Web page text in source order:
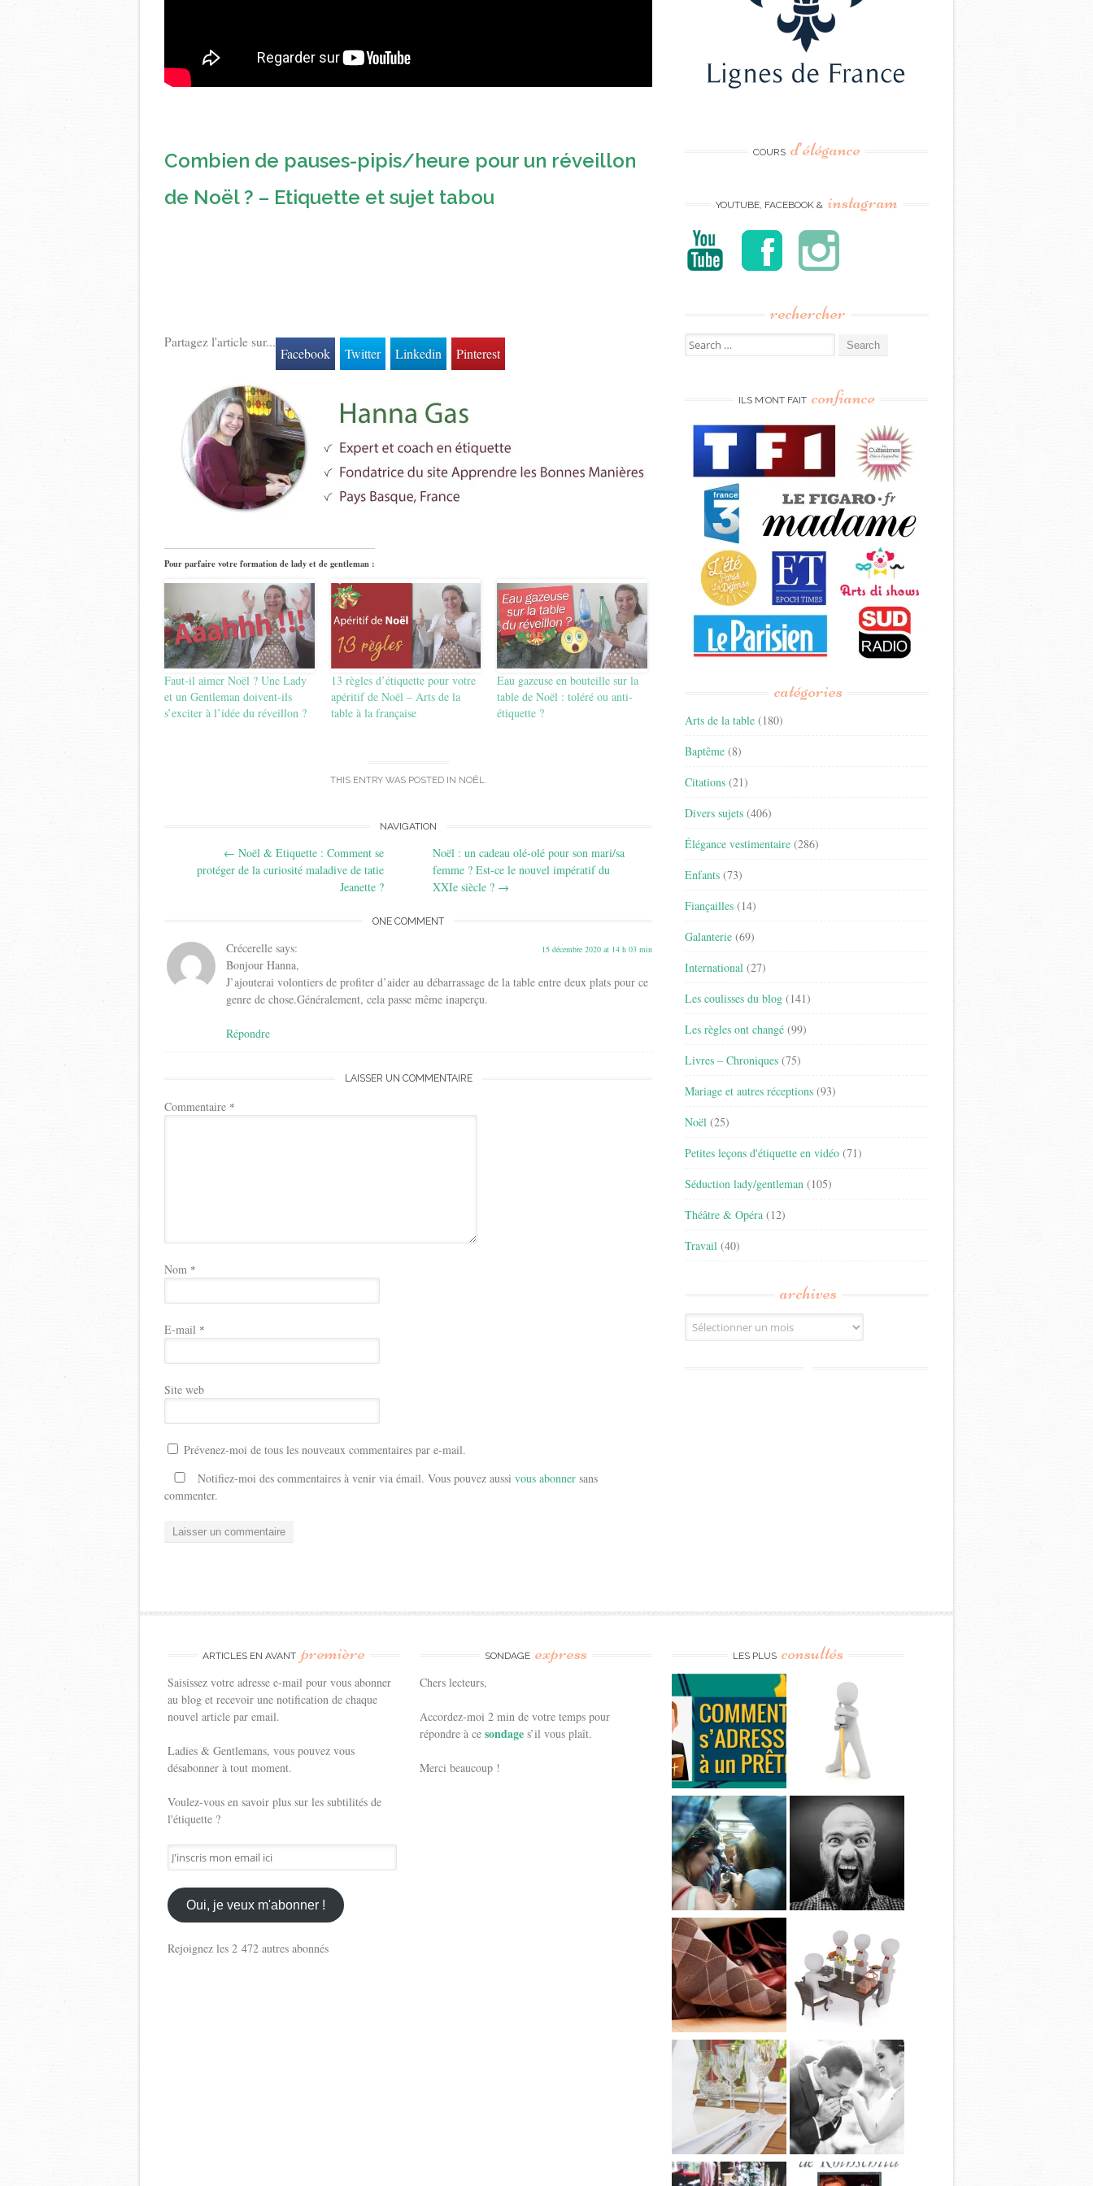
Combien de pauses-pipis/heure pour un réveillon
de Noël ? – Etiquette et sujet tabou
Partagez l'article sur...
Facebook Twitter Linkedin Pinterest
Pour parfaire votre formation de lady et de gentleman :
Faut-il aimer Noël ? Une Lady
et un Gentleman doivent-ils
s’exciter à l’idée du réveillon ?
13 règles d’étiquette pour votre
apéritif de Noël – Arts de la
table à la française
Eau gazeuse en bouteille sur la
table de Noël : toléré ou anti-
étiquette ?
THIS ENTRY WAS POSTED IN NOËL.
navigation
NAVIGATION
← Noël & Etiquette : Comment se
protéger de la curiosité maladive de tatie
Jeanette ?
Noël : un cadeau olé-olé pour son mari/sa
femme ? Est-ce le nouvel impératif du
XXIe siècle ? →
ONE COMMENT
Crécerelle says: 15 décembre 2020 at 14 h 03 min
Bonjour Hanna,
J’ajouterai volontiers de profiter d’aider au débarrassage de la table entre deux plats pour ce
genre de chose.Généralement, cela passe même inaperçu.
Répondre
LAISSER UN COMMENTAIRE
Commentaire *
Nom *
E-mail *
Site web
Prévenez-moi de tous les nouveaux commentaires par e-mail.
Notifiez-moi des commentaires à venir via émail. Vous pouvez aussi vous abonner sans
commenter.
COURS d’élégance
YOUTUBE, FACEBOOK & instagram
rechercher
Search
for:
ILS M’ONT FAIT confiance
catégories
Arts de la table (180)
Baptême (8)
Citations (21)
Divers sujets (406)
Élégance vestimentaire (286)
Enfants (73)
Fiançailles (14)
Galanterie (69)
International (27)
Les coulisses du blog (141)
Les règles ont changé (99)
Livres – Chroniques (75)
Mariage et autres réceptions (93)
Noël (25)
Petites leçons d'étiquette en vidéo (71)
Séduction lady/gentleman (105)
Théâtre & Opéra (12)
Travail (40)
archives
Archives
ARTICLES EN AVANT première
Saisissez votre adresse e-mail pour vous abonner
au blog et recevoir une notification de chaque
nouvel article par email.
Ladies & Gentlemans, vous pouvez vous
désabonner à tout moment.
Voulez-vous en savoir plus sur les subtilités de
l'étiquette ?
J'inscris
mon
email
ici
Oui, je veux m'abonner !
Rejoignez les 2 472 autres abonnés
SONDAGE express
Chers lecteurs,
Accordez-moi 2 min de votre temps pour
répondre à cesondages’il vous plaît.
Merci beaucoup !
LES PLUS consultés